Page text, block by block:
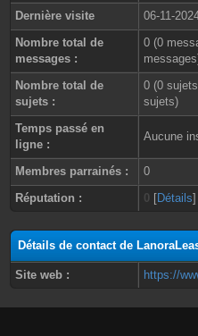
Dernière visite
06-11-
Nombre total de
messages :
0 (0
Nombre total de
sujets :
0 (0
sujets)
Temps passé en
ligne :
Aucune
Membres parrainés :
0
Réputation :
0 [Détails]
Détails de contact de
Site web : https://